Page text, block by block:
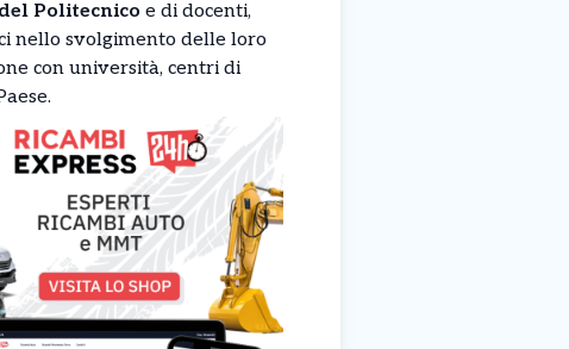
Politecnico e di docenti,
nello svolgimento delle loro
con università, centri di